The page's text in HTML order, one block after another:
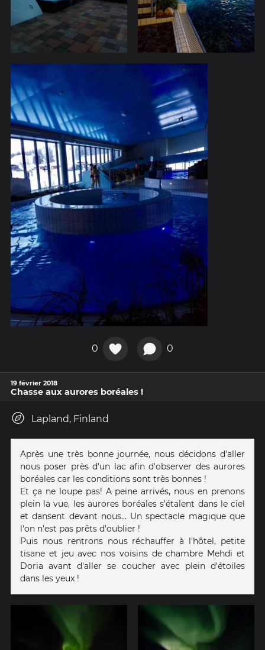
0 0
19 février 2018
Chasse aux aurores boréales !
Lapland, Finland
Après une très bonne journée, nous décidons d'aller
nous poser près d'un lac afin d'observer des aurores
boréales car les conditions sont très bonnes !
Et ça ne loupe pas! A peine arrivés, nous en prenons
plein la vue, les aurores boréales s'étalent dans le ciel
et dansent devant nous... Un spectacle magique que
l'on n'est pas prêts d'oublier !
Puis nous rentrons nous réchauffer à l'hôtel, petite
tisane et jeu avec nos voisins de chambre Mehdi et
Doria avant d'aller se coucher avec plein d'étoiles
dans les yeux !